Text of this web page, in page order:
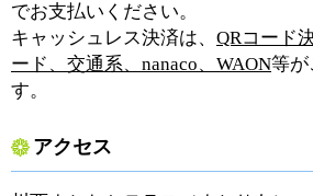
でお支払いください。
キャッシュレス決済は、 QRコード
ード、交通系、nanaco、WAON等が
す。
アクセス